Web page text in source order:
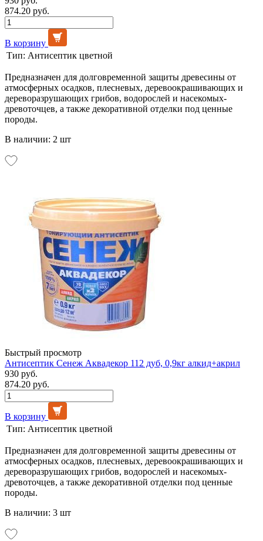
874.20 руб.
В корзину
Тип: Антисептик цветной
Предназначен для долговременной защиты древесины от
атмосферных осадков, плесневых, деревоокрашивающих и
дереворазрушающих грибов, водорослей и насекомых-
древоточцев, а также декоративной отделки под ценные
породы.
В наличии: 2 шт
Быстрый просмотр
Антисептик Сенеж Аквадекор 112 дуб, 0,9кг алкид+акрил
930 руб.
874.20 руб.
В корзину
Тип: Антисептик цветной
Предназначен для долговременной защиты древесины от
атмосферных осадков, плесневых, деревоокрашивающих и
дереворазрушающих грибов, водорослей и насекомых-
древоточцев, а также декоративной отделки под ценные
породы.
В наличии: 3 шт